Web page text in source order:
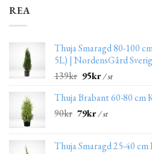
REA
Thuja Smaragd 80-100
5L) | NordensGård
139kr 95kr/ st
Thuja Brabant 60-80 cm
90kr 79kr/ st
Thuja Smaragd 25-40